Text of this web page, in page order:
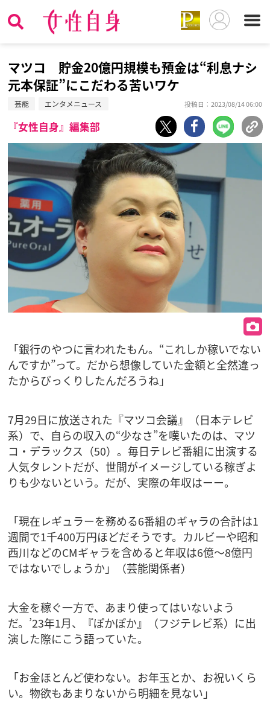
マツコ 貯金20億円規模も預金は“利息ナシ
元本保証”にこだわる苦いワケ
芸能 エンタメニュース 投稿日：2023/08/14 06:00
『女性自身』編集部
「銀行のやつに言われたもん。“これしか稼いでない
んですか”って。だから想像していた金額と全然違っ
たからびっくりしたんだろうね」
7月29日に放送された『マツコ会議』（日本テレビ
系）で、自らの収入の“少なさ”を嘆いたのは、マツ
コ・デラックス（50）。毎日テレビ番組に出演する
人気タレントだが、世間がイメージしている稼ぎよ
りも少ないという。だが、実際の年収はーー。
「現在レギュラーを務める6番組のギャラの合計は1
週間で1千400万円ほどだそうです。カルビーや昭和
西川などのCMギャラを含めると年収は6億～8億円
ではないでしょうか」（芸能関係者）
大金を稼ぐ一方で、あまり使ってはいないよう
だ。’23年1月、『ぽかぽか』（フジテレビ系）に出
演した際にこう語っていた。
「お金ほとんど使わない。お年玉とか、お祝いくら
い。物欲もあまりないから明細を見ない」